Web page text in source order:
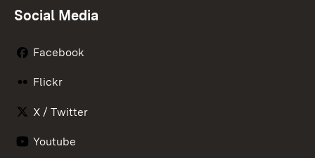
Social Media
Facebook
Flickr
X / Twitter
Youtube